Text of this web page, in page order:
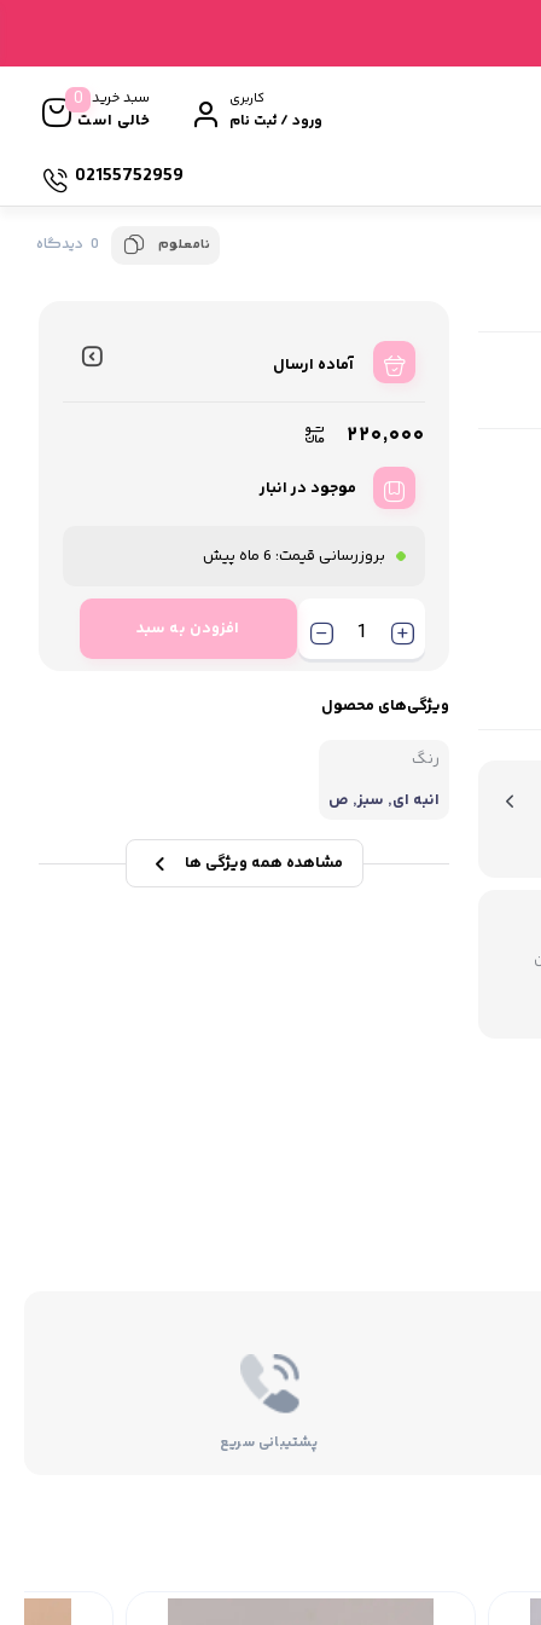
کاربری
ورود / ثبت نام
سبد خرید
خالی است
0
02155752959
نامعلوم 0 دیدگاه
آماده ارسال
۲۲۰,۰۰۰
موجود در انبار
بروزرسانی قیمت: 6 ماه پیش
افزودن به سبد
ویژگی‌های محصول
رنگ
انبه ای, سبز, ص
مشاهده همه ویژگی ها
پشتیبانی سریع